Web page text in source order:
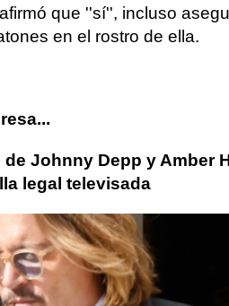
que ''sí'', incluso
en el rostro de ella.
Johnny Depp y Amber
legal televisada
Amber Heard